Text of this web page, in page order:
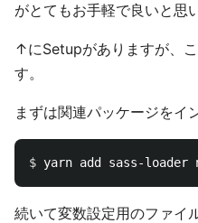
がとてもお手軽で良いと思
↑にSetupがありますが、
す。
まずは関連パッケージをイ
$
続いて変数設定用のファイ